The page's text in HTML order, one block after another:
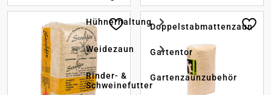
Hühnerhaltung
Weidezaun
Rinder- &
Schweinefutter
Doppelstabmattenzaun
Gartentor
Gartenzaunzubehör